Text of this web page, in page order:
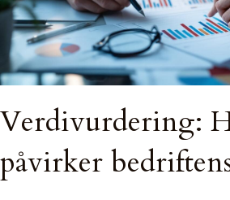
Verdivurdering:
påvirker